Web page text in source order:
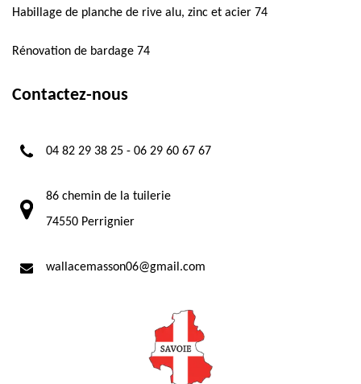
Habillage de planche de rive alu, zinc et acier 74
Rénovation de bardage 74
Contactez-nous
04 82 29 38 25 - 06 29 60 67 67
86 chemin de la tuilerie
74550 Perrignier
wallacemasson06@gmail.com